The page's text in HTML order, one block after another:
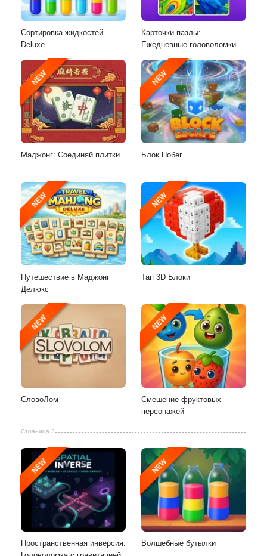
Сортировка жидкостей
Deluxe
Карточки-пазлы:
Ежедневные головоломки
NEW
Маджонг: Соединяй плитки
NEW
Блок Побег
NEW
Путешествие в Маджонг
Делюкс
NEW
Тап 3D Блоки
NEW
СловоЛом
NEW
Смешение фруктовых
персонажей
Страница 3
NEW
Пространственная инверсия:
NEW
Волшебные бутылки